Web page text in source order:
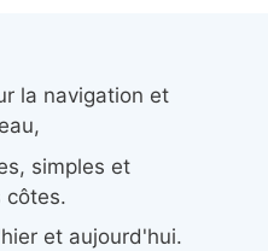
la navigation et
simples et
côtes.
et aujourd'hui.